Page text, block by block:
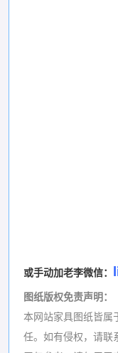
或手动加老李微信：
图纸版权免责声明：
本网站家具图纸皆属
任。如有侵权，请联